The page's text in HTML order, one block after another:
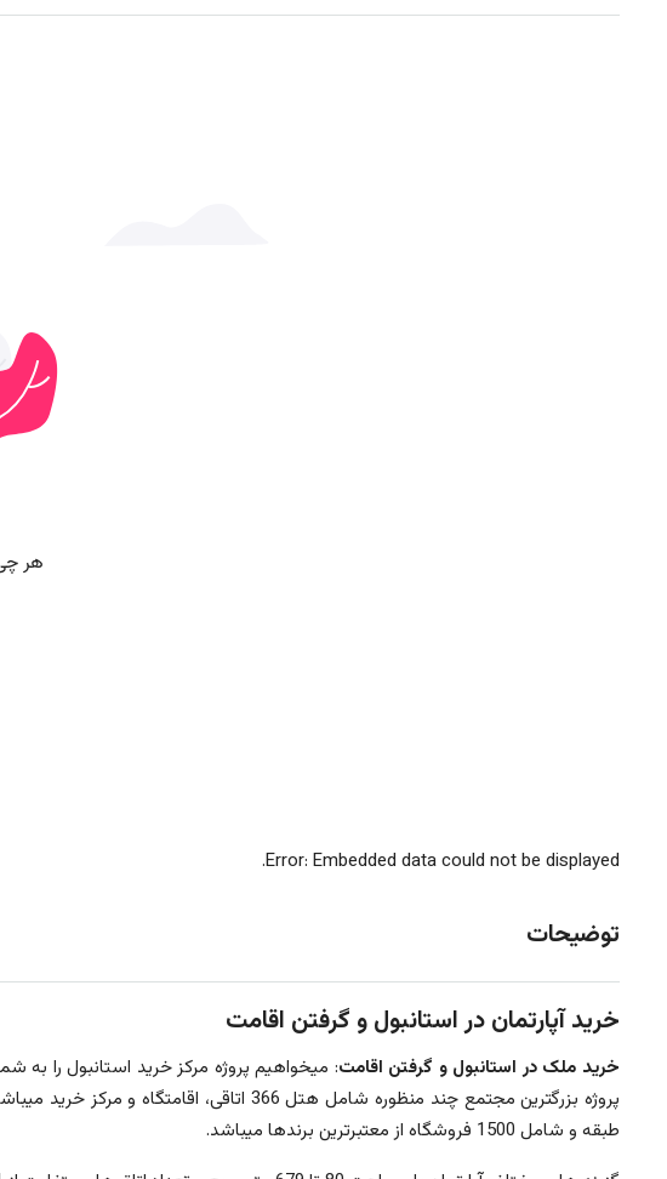
Error: Embedded data could not be displayed.
توضیحات
خرید آپارتمان در استانبول و گرفتن اقامت
خرید ملک در استانبول و گرفتن اقامت
طبقه و شامل 1500 فروشگاه از معتبرترین برندها میباشد.